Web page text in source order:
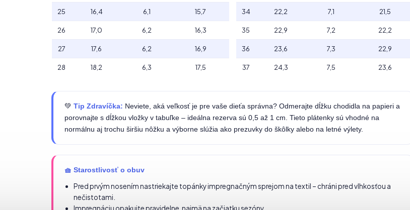
25 16,4 6,1 15,7
26 17,0 6,2 16,3
27 17,6 6,2 16,9
28 18,2 6,3 17,5
34 22,2 7,1 21,5
35 22,9 7,2 22,2
36 23,6 7,3 22,9
37 24,3 7,5 23,6
💚 Tip Zdravíčka: Neviete, aká veľkosť je pre vaše dieťa správna? Odmerajte dĺžku chodidla na papieri a
porovnajte s dĺžkou vložky v tabuľke – ideálna rezerva sú 0,5 až 1 cm. Tieto plátenky sú vhodné na
normálnu aj trochu širšiu nôžku a výborne slúžia ako prezuvky do škôlky alebo na letné výlety.
🧺 Starostlivosť o obuv
Pred prvým nosením nastriekajte topánky impregnačným sprejom na textil – chráni pred vlhkosťou a
nečistotami.